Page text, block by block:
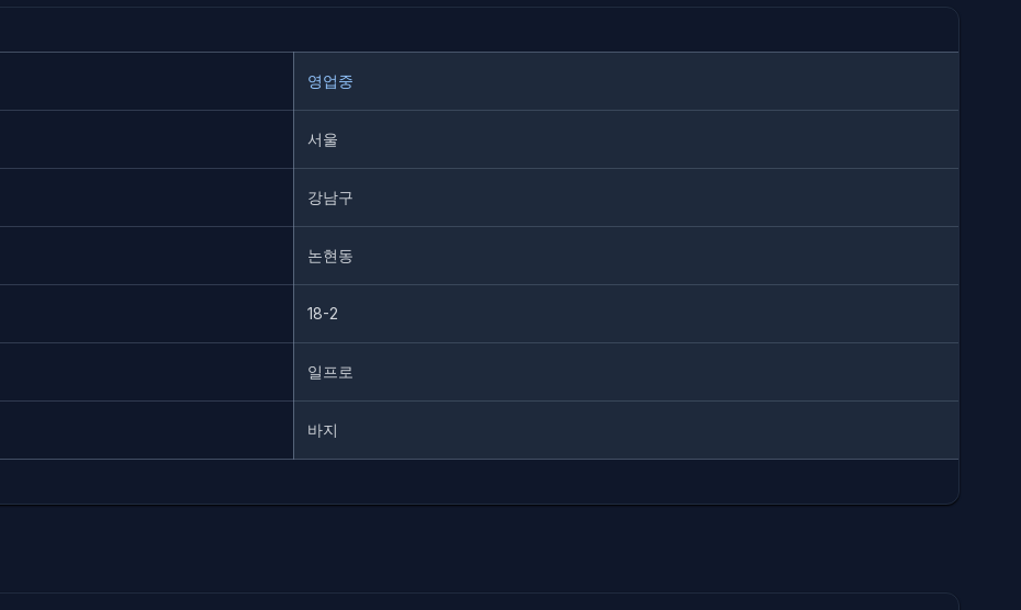
영업중
서울
강남구
논현동
18-2
일프로
바지